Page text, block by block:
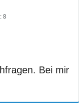
8
Bei mir